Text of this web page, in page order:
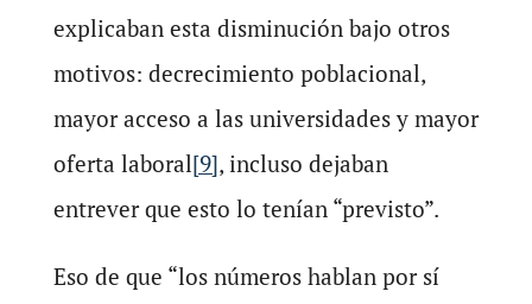
explicaban esta disminución bajo otros
motivos: decrecimiento poblacional,
mayor acceso a las universidades y mayor
oferta laboral[9], incluso dejaban
entrever que esto lo tenían “previsto”.
Eso de que “los números hablan por sí